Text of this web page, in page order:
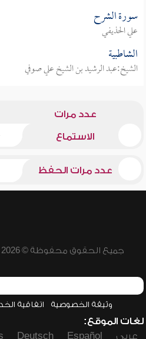
سورة الشرح
علي الحذيفي
الشاطبية
الشيخ:عبد الرشيد بن الشيخ علي صوفي
عدد مرات
الاستماع
عدد مرات الحفظ
جميع الحقوق محفوظة © 2026 - 1998 لشبكة إسلام ويب
وثيقة الخصوصية اتفاقية
لغات الموقع:
عربي
Español
Deutsch